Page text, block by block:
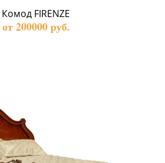
Комод FIRENZE
от 200000 руб.